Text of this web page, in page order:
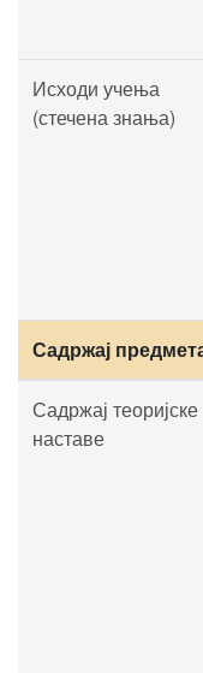
Исходи учења
(стечена знања)
Садржај
Садржај теоријске
наставе